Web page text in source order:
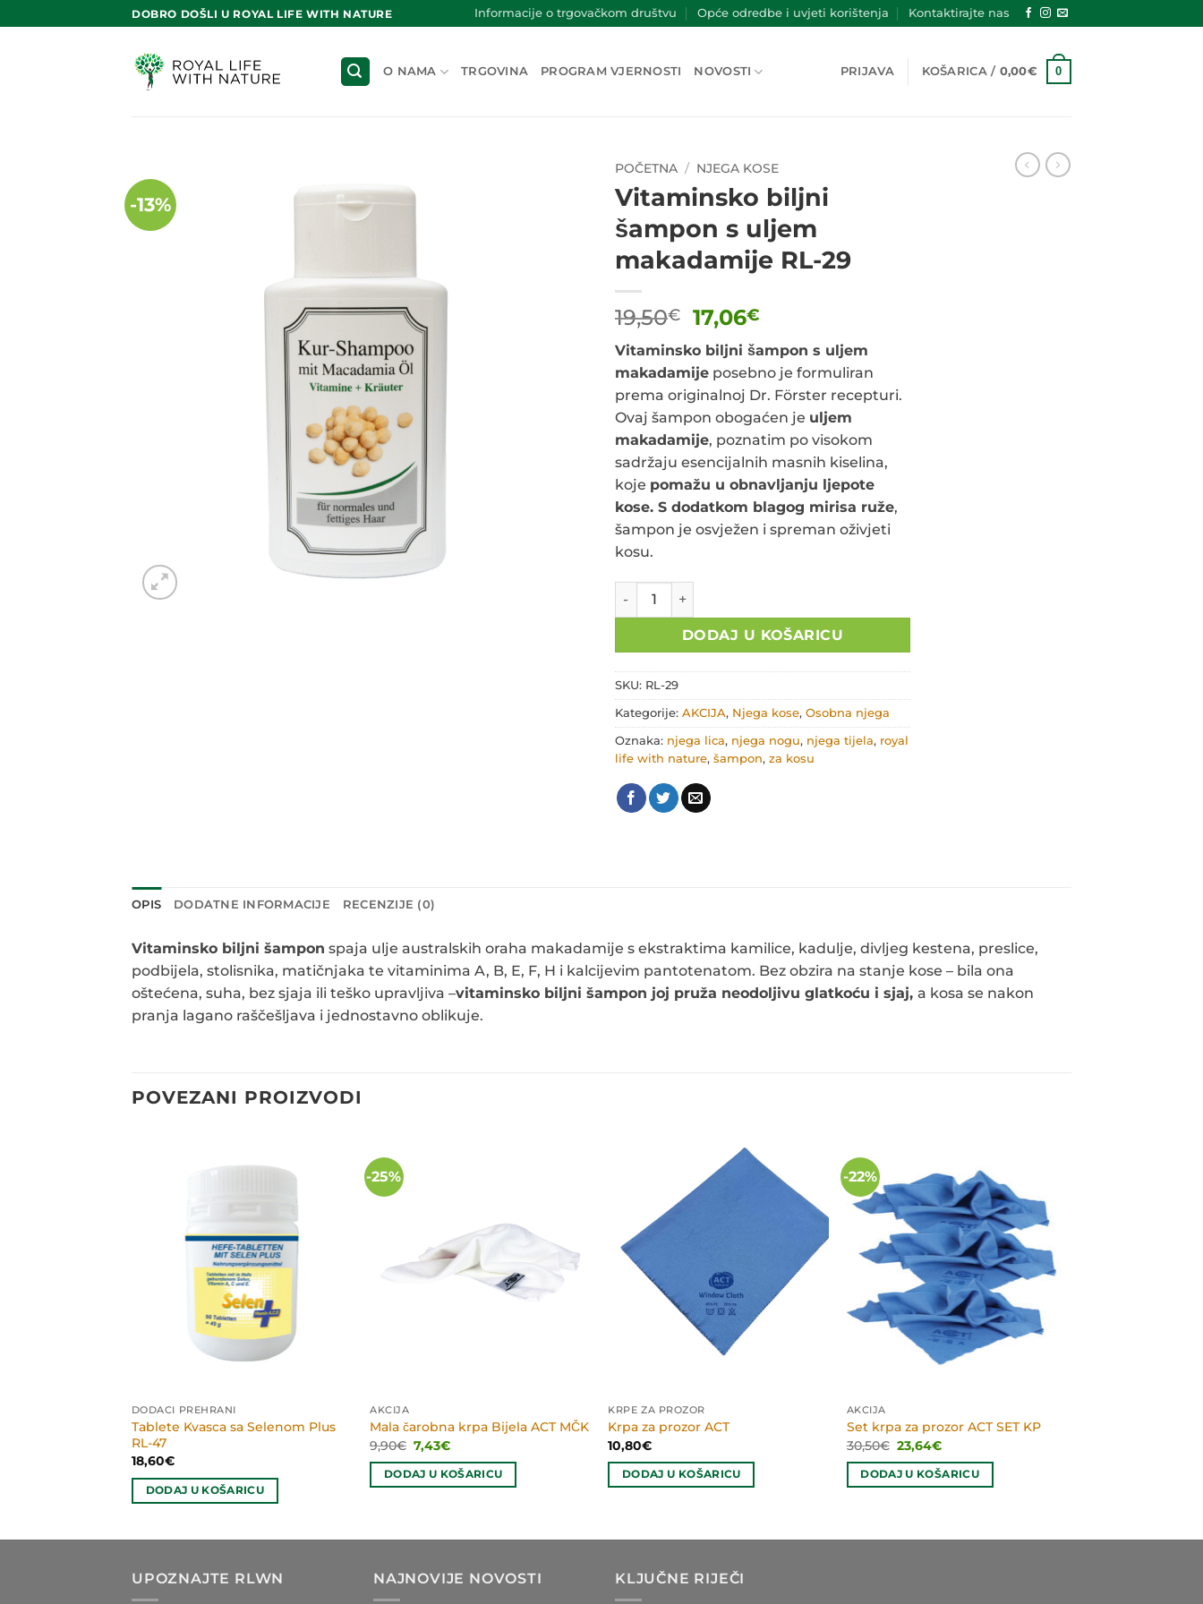
to
DOBRO DOŠLI U ROYAL LIFE WITH NATURE Informacije o trgovačkom društvu Opće odredbe i uvjeti korištenja Kontaktirajte nas
O NAMA TRGOVINA PROGRAM VJERNOSTI NOVOSTI PRIJAVA KOŠARICA / 0,00€ 0
-13%
POČETNA / NJEGA KOSE
Vitaminsko biljni
šampon s uljem
makadamije RL-29
19,50€
Izvorna
cijena
bila
je:
19,50€.
17,06€
je:
17,06€.
Vitaminsko biljni šampon s uljem
makadamije posebno je formuliran
prema originalnoj Dr. Förster recepturi.
Ovaj šampon obogaćen je uljem
makadamije, poznatim po visokom
sadržaju esencijalnih masnih kiselina,
koje pomažu u obnavljanju ljepote
kose. S dodatkom blagog mirisa ruže,
šampon je osvježen i spreman oživjeti
kosu.
Vitaminsko biljni šampon s uljem makadamije RL-29 količina
DODAJ U KOŠARICU
SKU: RL-29
Kategorije: AKCIJA, Njega kose, Osobna njega
Oznaka: njega lica, njega nogu, njega tijela, royal
life with nature, šampon, za kosu
OPIS DODATNE INFORMACIJE RECENZIJE (0)
Vitaminsko biljni šampon spaja ulje australskih oraha makadamije s ekstraktima kamilice, kadulje, divljeg kestena, preslice,
podbijela, stolisnika, matičnjaka te vitaminima A, B, E, F, H i kalcijevim pantotenatom. Bez obzira na stanje kose – bila ona
oštećena, suha, bez sjaja ili teško upravljiva –vitaminsko biljni šampon joj pruža neodoljivu glatkoću i sjaj, a kosa se nakon
pranja lagano raščešljava i jednostavno oblikuje.
POVEZANI PROIZVODI
DODACI PREHRANI
Tablete Kvasca sa Selenom Plus
RL-47
18,60€
DODAJ U KOŠARICU
-25%
AKCIJA
Mala čarobna krpa Bijela ACT MČK
9,90€ Izvorna
cijena
bila
je:
7,43€Trenutna
je:
7,43€.
DODAJ U KOŠARICU
KRPE ZA PROZOR
Krpa za prozor ACT
10,80€
DODAJ U KOŠARICU
-22%
AKCIJA
Set krpa za prozor ACT SET KP
30,50€ Izvorna
cijena
bila
je:
23,64€Trenutna
je:
23,64€.
DODAJ U KOŠARICU
UPOZNAJTE RLWN NAJNOVIJE NOVOSTI KLJUČNE RIJEČI